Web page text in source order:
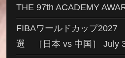
THE 97th ACADEMY
FIBAワールドカップ2027
選 ［日本 vs 中国］ July